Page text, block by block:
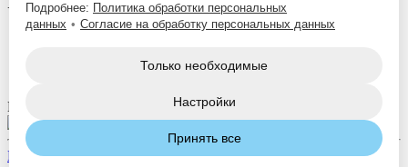
Услуги
Изготовление формокомплектов
Мы в соцсетях:
Политика конфиденциальностиСогласие на обработку
Подробнее: Политика обработки персональных
данных • Согласие на обработку персональных данных
Только необходимые
Настройки
Принять все